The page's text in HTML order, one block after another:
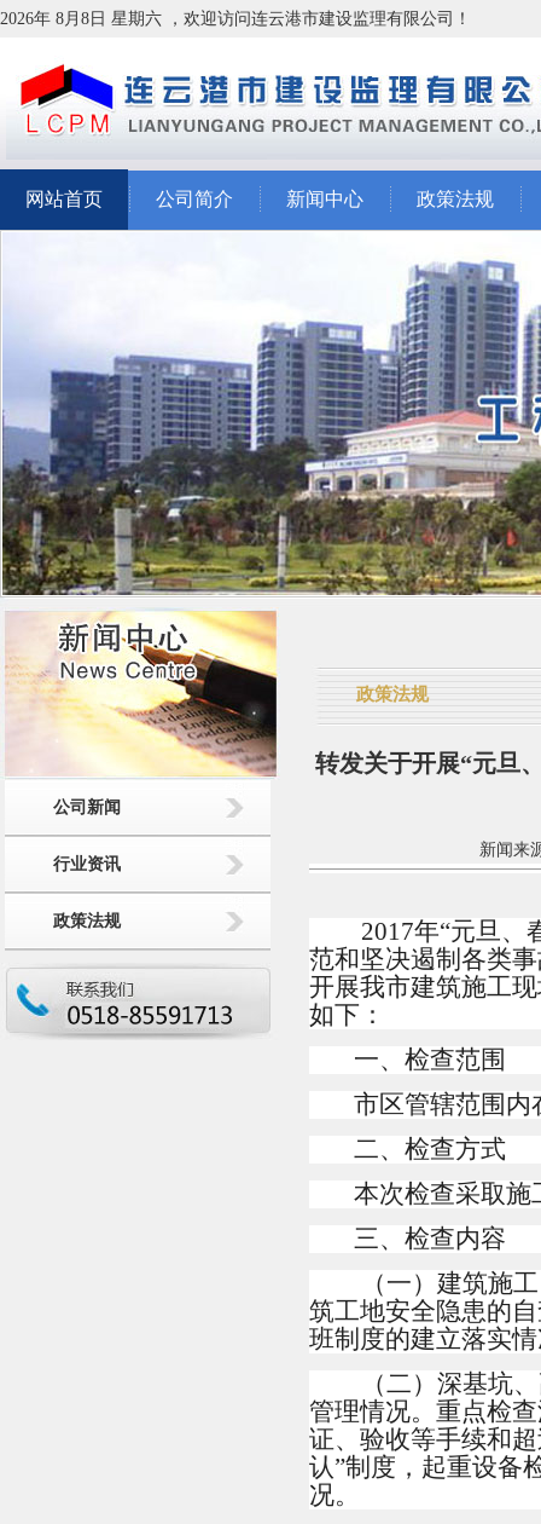
2026年 8月8日 星期六 ，欢迎访问连云港市建设监理有限公司！
网站首页 公司简介 新闻中心 政策法规
公司新闻
行业资讯
政策法规
政策法规
转发关于开展“元旦
新闻来
2017年“元旦、
范和坚决遏制各类
开展我市建筑施工
如下：
一、检查范围
市区管辖范围内
二、检查方式
本次检查采取施
三、检查内容
（一）建筑施
筑工地安全隐患的
班制度的建立落实
（二）深基坑
管理情况。重点检
证、验收等手续和
认”制度，起重设备
况。